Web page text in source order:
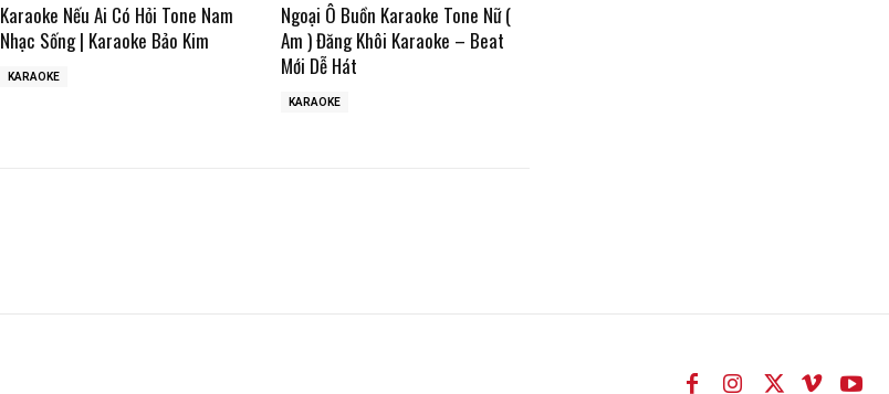
Karaoke Nếu Ai Có Hỏi Tone Nam
Nhạc Sống | Karaoke Bảo Kim
KARAOKE
Ngoại Ô Buồn Karaoke Tone Nữ (
Am ) Đăng Khôi Karaoke – Beat
Mới Dễ Hát
KARAOKE